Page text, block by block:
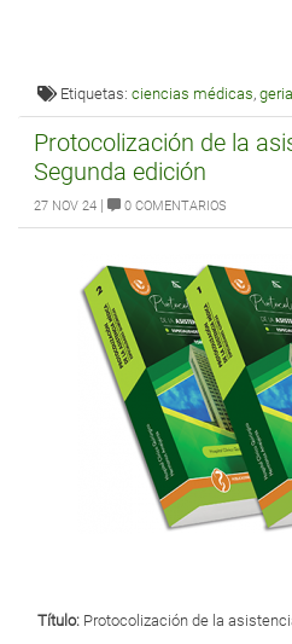
Etiquetas:ciencias médicas,
Protocolización de la
Segunda edición
27 NOV 24 | 0 COMENTARIOS
Título: Protocolización de la